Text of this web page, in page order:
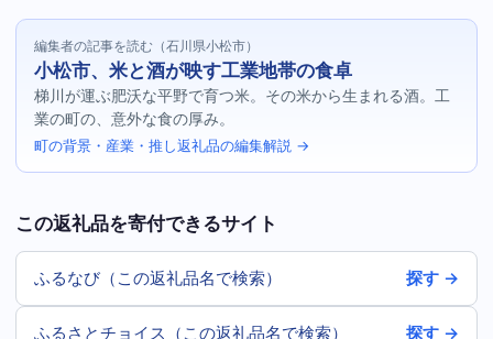
編集者の記事を読む（石川県小松市）
小松市、米と酒が映す工業地帯の食卓
梯川が運ぶ肥沃な平野で育つ米。その米から生まれる酒。工
業の町の、意外な食の厚み。
町の背景・産業・推し返礼品の編集解説 →
この返礼品を寄付できるサイト
ふるなび（この返礼品名で検索） 探す →
ふるさとチョイス（この返礼品名で検索） 探す →